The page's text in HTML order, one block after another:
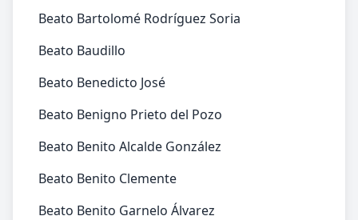
Beato Bartolomé Rodríguez Soria
Beato Baudillo
Beato Benedicto José
Beato Benigno Prieto del Pozo
Beato Benito Alcalde González
Beato Benito Clemente
Beato Benito Garnelo Álvarez